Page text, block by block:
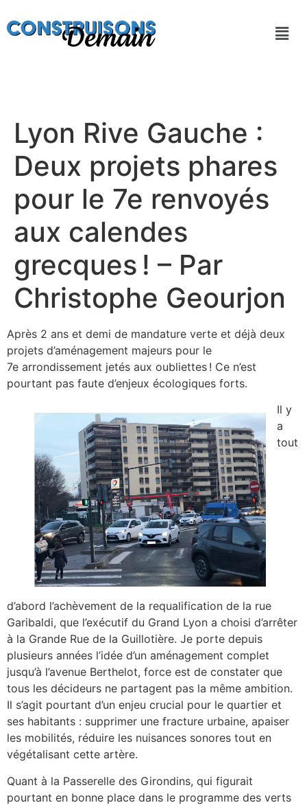
Lyon Rive Gauche :
Deux projets phares
pour le 7e renvoyés
aux calendes
grecques ! – Par
Christophe Geourjon
Après 2 ans et demi de mandature verte et déjà deux
projets d’aménagement majeurs pour le
7e arrondissement jetés aux oubliettes ! Ce n’est
pourtant pas faute d’enjeux écologiques forts.
Il y
a
tout
d’abord l’achèvement de la requalification de la rue
Garibaldi, que l’exécutif du Grand Lyon a choisi d’arrêter
à la Grande Rue de la Guillotière. Je porte depuis
plusieurs années l’idée d’un aménagement complet
jusqu’à l’avenue Berthelot, force est de constater que
tous les décideurs ne partagent pas la même ambition.
Il s’agit pourtant d’un enjeu crucial pour le quartier et
ses habitants : supprimer une fracture urbaine, apaiser
les mobilités, réduire les nuisances sonores tout en
végétalisant cette artère.
Quant à la Passerelle des Girondins, qui figurait
pourtant en bonne place dans le programme des verts